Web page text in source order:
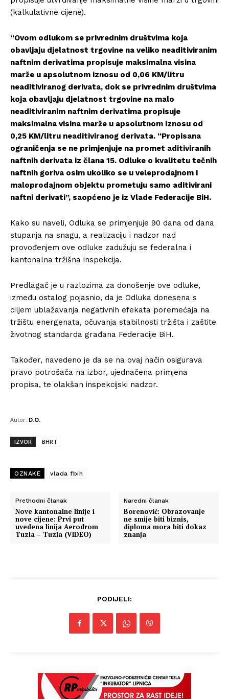
(kalkulativne cijene).
“Ovom odlukom se privrednim društvima koja
obavljaju djelatnost trgovine na veliko neaditiviranim
naftnim derivatima propisuje maksimalna visina
marže u apsolutnom iznosu od 0,06 KM/litru
neaditiviranog derivata, dok se privrednim društvima
koja obavljaju djelatnost trgovine na malo
neaditiviranim naftnim derivatima propisuje
maksimalna visina marže u apsolutnom iznosu od
0,25 KM/litru neaditiviranog derivata. “Propisana
ograničenja se ne primjenjuje na promet aditiviranih
naftnih derivata iz člana 15. Odluke o kvalitetu tečnih
naftnih goriva osim ukoliko se u veleprodajnom i
maloprodajnom objektu prometuju samo aditivirani
naftni derivati”, saopćeno je iz Vlade Federacije BiH.
Kako su naveli, Odluka se primjenjuje 90 dana od dana
stupanja na snagu, a realizaciju i nadzor nad
provođenjem ove odluke zadužuju se federalna i
kantonalna tržišna inspekcija.
Predlagač je u razlozima za donošenje ove odluke,
između ostalog pojasnio, da je Odluka donesena s
ciljem ublažavanja negativnih efekata poremećaja na
tržištu energenata, očuvanja stabilnosti tržišta i zaštite
životnog standarda građana Federacije BiH.
Također, navedeno je da se na ovaj način osigurava
pravo potrošača na izbor, ujednačena primjena
propisa, te olakšan inspekcijski nadzor.
Autor: D.O.
IZVOR BHRT
OZNAKE vlada fbih
Prethodni članak
Nove kantonalne linije i
nove cijene: Prvi put
uvedena linija Aerodrom
Tuzla – Tuzla (VIDEO)
Naredni članak
Borenović: Obrazovanje
ne smije biti biznis,
diploma mora biti dokaz
znanja
PODIJELI: